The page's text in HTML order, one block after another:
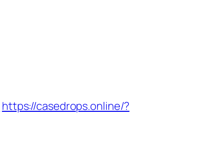
https://casedrops.online/?